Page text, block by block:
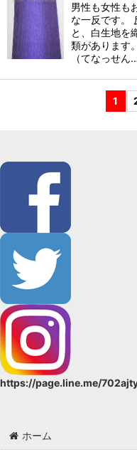
男性も女性も
な一反です。
と、白生地を
類があります
（てなっせん
1
https://page.line.me/
ホーム